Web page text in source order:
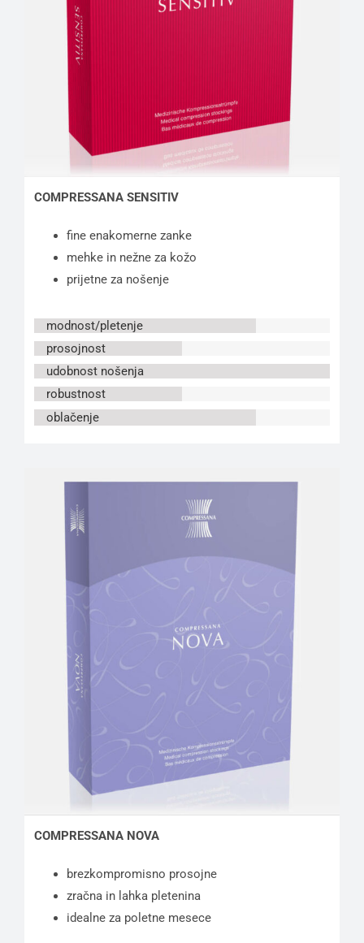
COMPRESSANA SENSITIV
fine enakomerne zanke
mehke in nežne za kožo
prijetne za nošenje
modnost/pletenje
prosojnost
udobnost nošenja
robustnost
oblačenje
COMPRESSANA NOVA
brezkompromisno prosojne
zračna in lahka pletenina
idealne za poletne mesece